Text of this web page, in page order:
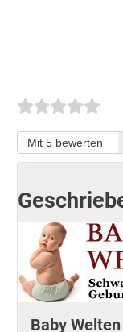
Bitte bewerten
Baby